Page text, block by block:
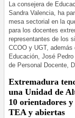
La consejera de
Sandra Valencia, ha
mesa sectorial en la
para los docentes
representantes de los
CCOO y UGT,
Educación, José
de Personal Docente,
Extremadura
una Unidad de
10 orientadores
TEA y abiertas